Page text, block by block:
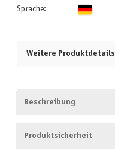
Sprache:
Weitere Produktdetails
Beschreibung
Produktsicherheit